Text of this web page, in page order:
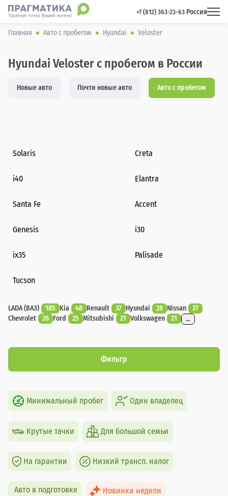
+7 (812) 363-23-63 Россия
Главная Авто с пробегом Hyundai Veloster
Hyundai Veloster с пробегом в России
Новые авто Почти новые авто Авто с пробегом
Solaris Creta
i40 Elantra
Santa Fe Accent
Genesis i30
ix35 Palisade
Tucson
LADA (ВАЗ) 185 Kia 48 Renault 37 Hyundai 28 Nissan
27
Chevrolet
26 Ford 25 Mitsubishi 21 Volkswagen 21 ...
Фильтр
Минимальный пробег Один владелец
Крутые тачки Для большой семьи
На гарантии Низкий трансп. налог
Авто в подготовке Новинки недели